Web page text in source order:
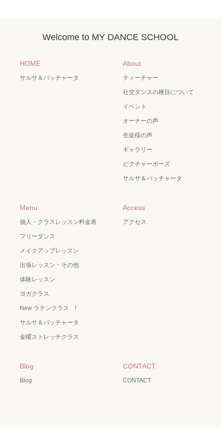
Welcome to MY DANCE SCHOOL
HOME
サルサ＆バッチャータ
About
ティーチャー
社交ダンスの種目について
イベント
オーナーの声
生徒様の声
ギャラリー
ピクチャーポーズ
サルサ＆バッチャータ
Menu
個人・クラスレッスン料金表
フリーダンス
メイクアップレッスン
出張レッスン・その他
体験レッスン
ヨガクラス
New ラテンクラス !
サルサ＆バッチャータ
金曜ストレッチクラス
Access
アクセス
Blog
Blog
CONTACT
CONTACT